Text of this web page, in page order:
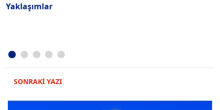
Yaklaşımlar
SONRAKİ YAZI